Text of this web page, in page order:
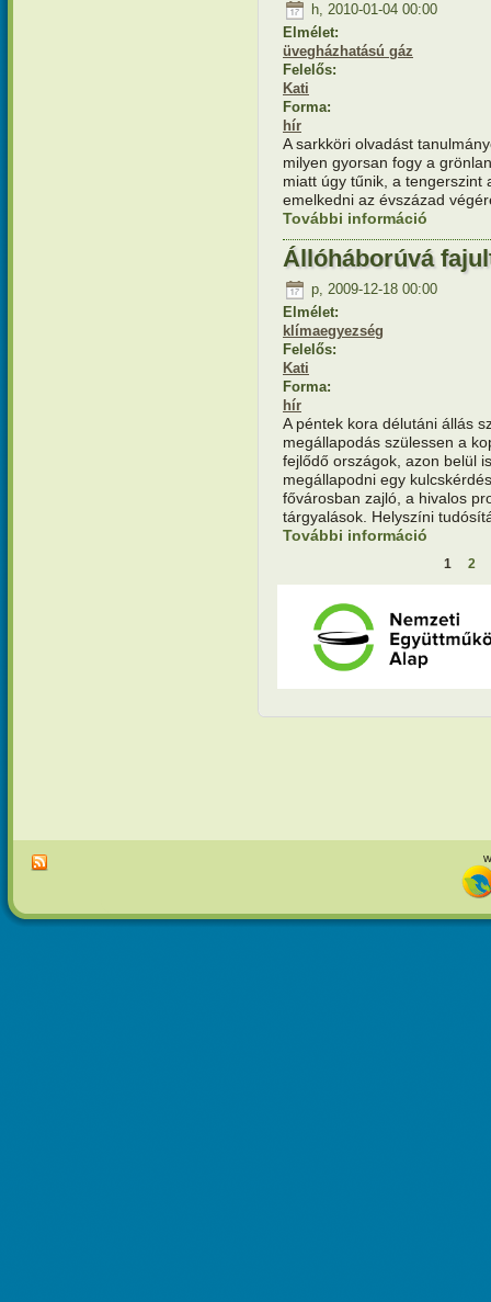
h, 2010-01-04 00:00
Elmélet:
üvegházhatású gáz
Felelős:
Kati
Forma:
hír
A sarkköri olvadást
milyen gyorsan fogy a
miatt úgy tűnik, a tengerszint
emelkedni az évszázad
További információ
Állóháborúvá
p, 2009-12-18 00:00
Elmélet:
klímaegyezség
Felelős:
Kati
Forma:
hír
A péntek kora délutáni állás
megállapodás szülessen a
fejlődő országok, azon belül
megállapodni egy
fővárosban zajló, a hivalos
tárgyalások. Helyszíni
További információ
Oldalak
1 2